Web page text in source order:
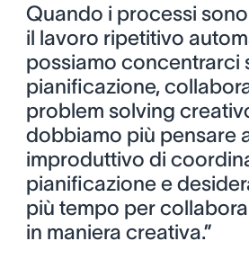
Quando i processi
il lavoro ripetitivo
possiamo concentrarci
pianificazione,
problem solving
dobbiamo più pensare
improduttivo di
pianificazione e
più tempo per
in maniera creativa.”